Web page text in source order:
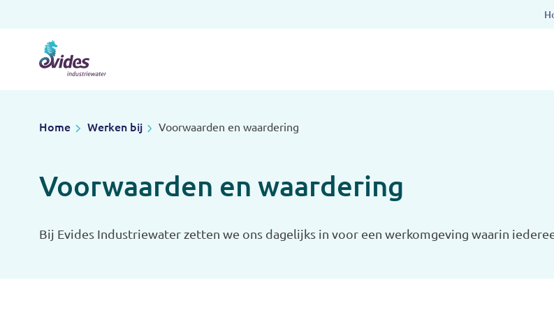
Home Werken bij Voorwaarden en waardering
Voorwaarden en waardering
Bij Evides Industriewater zetten we ons dagelijks in voor een werkomgeving waarin